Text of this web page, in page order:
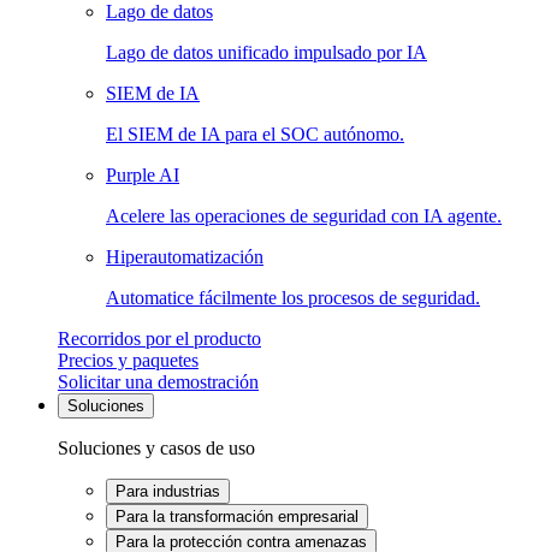
Lago de datos
Lago de datos unificado impulsado por IA
SIEM de IA
El SIEM de IA para el SOC autónomo.
Purple AI
Acelere las operaciones de seguridad con IA agente.
Hiperautomatización
Automatice fácilmente los procesos de seguridad.
Recorridos por el producto
Precios y paquetes
Solicitar una demostración
Soluciones
Soluciones y casos de uso
Para industrias
Para la transformación empresarial
Para la protección contra amenazas